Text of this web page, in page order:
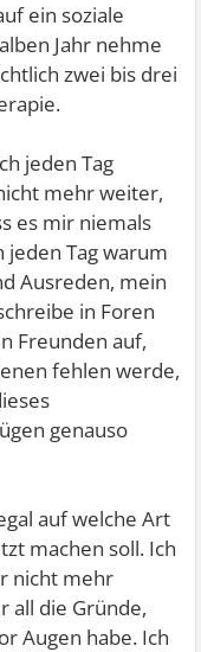
ein soziale
Jahr nehme
zwei bis drei
jeden Tag
mehr weiter,
es mir niemals
jeden Tag warum
Ausreden, mein
in Foren
Freunden auf,
fehlen werde,
genauso
auf welche Art
machen soll. Ich
nicht mehr
all die Gründe,
Augen habe. Ich